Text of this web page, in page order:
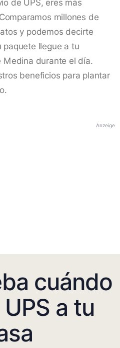
de UPS, eres más
millones de
y podemos decirte
paquete llegue a tu
Medina durante el día.
beneficios para plantar
Anzeige
cuándo
a tu